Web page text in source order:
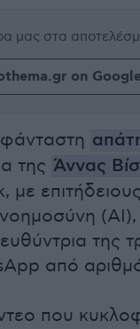
μας στα
on
της Άννας
με
της
από
που